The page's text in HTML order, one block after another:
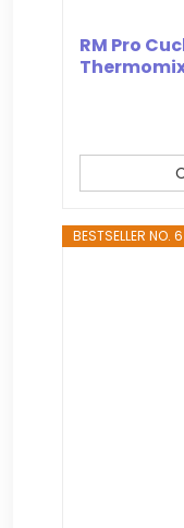
RM Pro
BESTSELLER NO. 6